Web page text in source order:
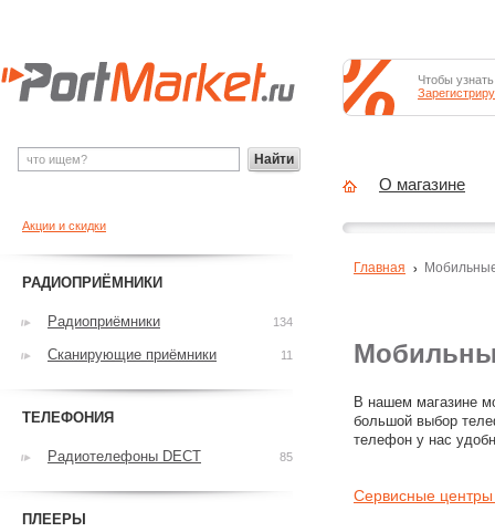
В нашем магазине
большой выбор
телефон у нас
Сервисные
Главная
Акции и скидки
РАДИОПРИЁМНИКИ
Радиоприёмники 134
Сканирующие приёмники 11
ТЕЛЕФОНИЯ
Радиотелефоны DECT 85
ПЛЕЕРЫ
Найти
Чтобы
О магазине